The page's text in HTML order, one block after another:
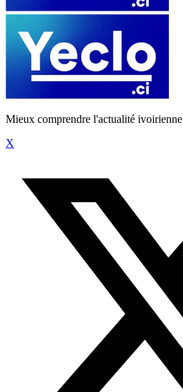
Mieux comprendre l'actualité ivoirienne
X